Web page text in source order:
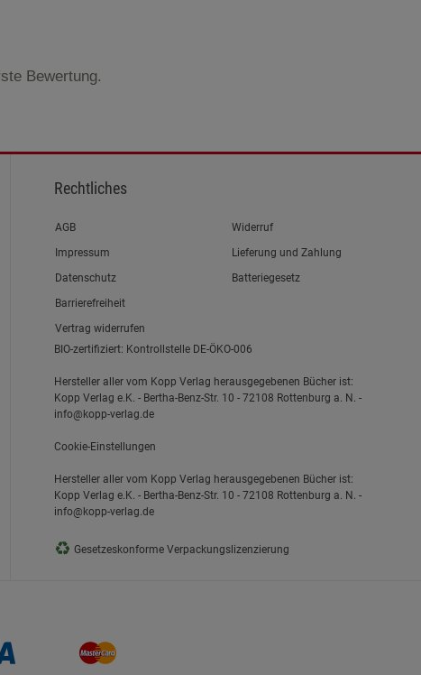
Bewertung.
Rechtliches
Link zum/zur
AGB
Link zum/zur
Impressum
Link zum/zur
Datenschutz
Link zum/zur
Barrierefreiheit
Vertrag widerrufen
Widerruf
Lieferung und Zahlung
Batteriegesetz
BIO-zertifiziert: Kontrollstelle DE-ÖKO-006
Hersteller aller vom Kopp Verlag herausgegebenen Bücher ist:
Kopp Verlag e.K. - Bertha-Benz-Str. 10 - 72108 Rottenburg a. N. -
info@kopp-verlag.de
Cookie-Einstellungen
Hersteller aller vom Kopp Verlag herausgegebenen Bücher ist:
Kopp Verlag e.K. - Bertha-Benz-Str. 10 - 72108 Rottenburg a. N. -
info@kopp-verlag.de
♻ Gesetzeskonforme Verpackungslizenzierung